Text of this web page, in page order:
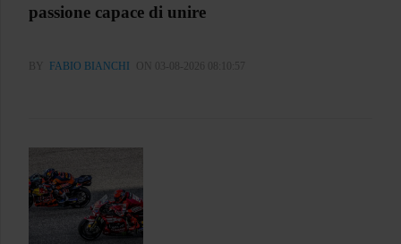
passione capace di unire
BY FABIO BIANCHI ON 03-08-2026 08:10:57